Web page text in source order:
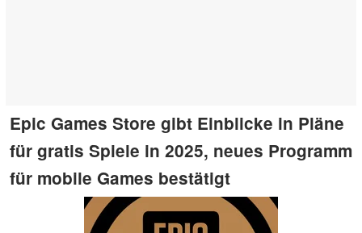
Epic Games Store gibt Einblicke in Pläne
für gratis Spiele in 2025, neues Programm
für mobile Games bestätigt